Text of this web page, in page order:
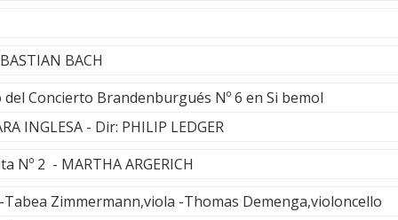
BACH
Concierto Brandenburgués Nº 6 en Si bemol
INGLESA - Dir: PHILIP LEDGER
Nº 2 - MARTHA ARGERICH
Zimmermann,viola -Thomas Demenga,violoncello